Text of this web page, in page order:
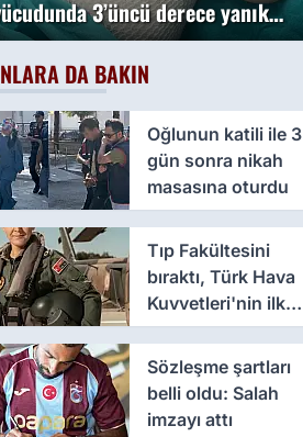
3’üncü derece yanık
DA BAKIN
Oğlunun katili ile 3
gün sonra nikah
masasına oturdu
Tıp Fakültesini
bıraktı, Türk Hava
Kuvvetleri'nin ilk
kadın paşası oldu
Sözleşme şartları
belli oldu: Salah
imzayı attı